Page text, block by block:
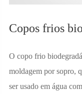
Copos frios
O copo frio
moldagem por sopro,
ser usado em água